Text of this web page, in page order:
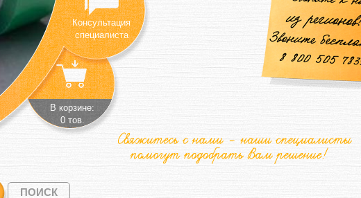
Консультация
специалиста
В корзине:
0 тов.